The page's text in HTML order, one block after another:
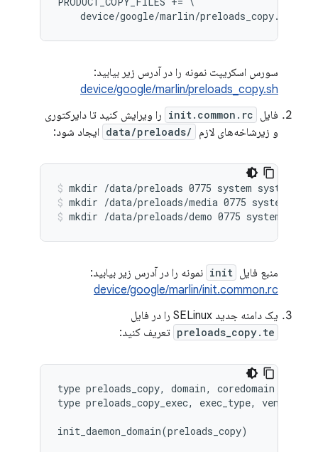
سورس اسکریپت نمونه را در آدرس زیر بیابید:
device/google/marlin/preloads_copy.sh
فایل init.common.rc را ویرایش کنید تا دایرکتوری
و زیرشاخه‌های لازم
/data/preloads ایجاد شود:
mkdir /data/preloads 0775 system system
mkdir /data/preloads/media 0775 system
mkdir /data/preloads/demo 0775 system
منبع فایل init نمونه را در آدرس زیر بیابید:
device/google/marlin/init.common.rc
یک دامنه جدید SELinux را در فایل
preloads_copy.te تعریف کنید:
type preloads_copy, domain, coredomain;
type preloads_copy_exec, exec_type,
init_daemon_domain(preloads_copy)